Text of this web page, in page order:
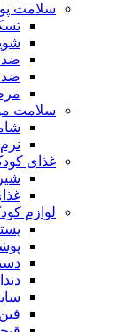
سلامت
ضد
ضد
سلامت
غذای
لوازم